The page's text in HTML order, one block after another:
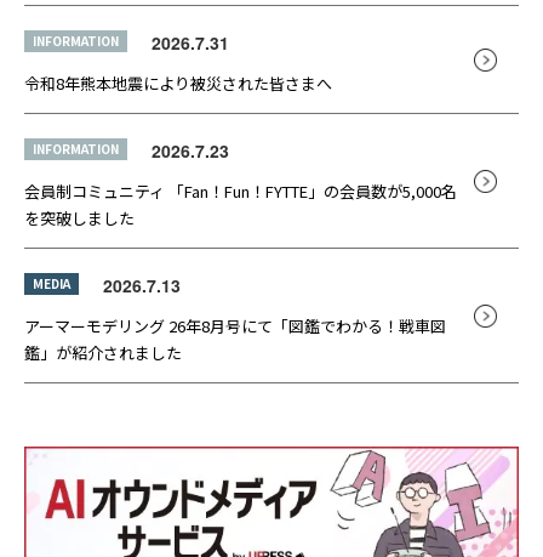
INFORMATION 2026.7.31
令和8年熊本地震により被災された皆さまへ
INFORMATION 2026.7.23
会員制コミュニティ 「Fan！Fun！FYTTE」の会員数が5,000名
を突破しました
MEDIA 2026.7.13
アーマーモデリング 26年8月号にて「図鑑でわかる！戦車図
鑑」が紹介されました